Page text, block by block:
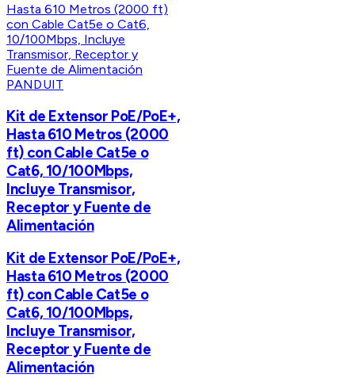
PANDUIT
Kit de Extensor PoE/PoE+,
Hasta 610 Metros (2000
ft) con Cable Cat5e o
Cat6, 10/100Mbps,
Incluye Transmisor,
Receptor y Fuente de
Alimentación
Kit de Extensor PoE/PoE+,
Hasta 610 Metros (2000
ft) con Cable Cat5e o
Cat6, 10/100Mbps,
Incluye Transmisor,
Receptor y Fuente de
Alimentación